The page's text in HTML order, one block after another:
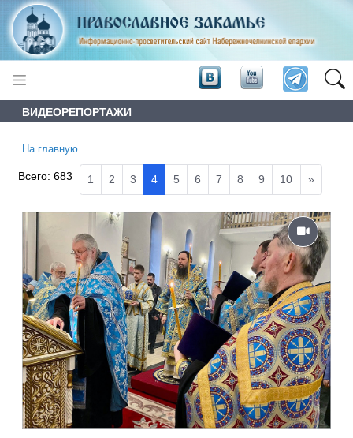
ВИДЕОРЕПОРТАЖИ
На главную
Всего:683 1 2 3 4 5 6 7 8 9 10 »